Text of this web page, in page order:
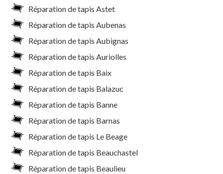
Réparation de tapis Astet
Réparation de tapis Aubenas
Réparation de tapis Aubignas
Réparation de tapis Auriolles
Réparation de tapis Baix
Réparation de tapis Balazuc
Réparation de tapis Banne
Réparation de tapis Barnas
Réparation de tapis Le Beage
Réparation de tapis Beauchastel
Réparation de tapis Beaulieu